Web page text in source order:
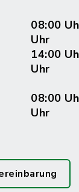
08:00
Uhr
14:00
Uhr
08:00
Uhr